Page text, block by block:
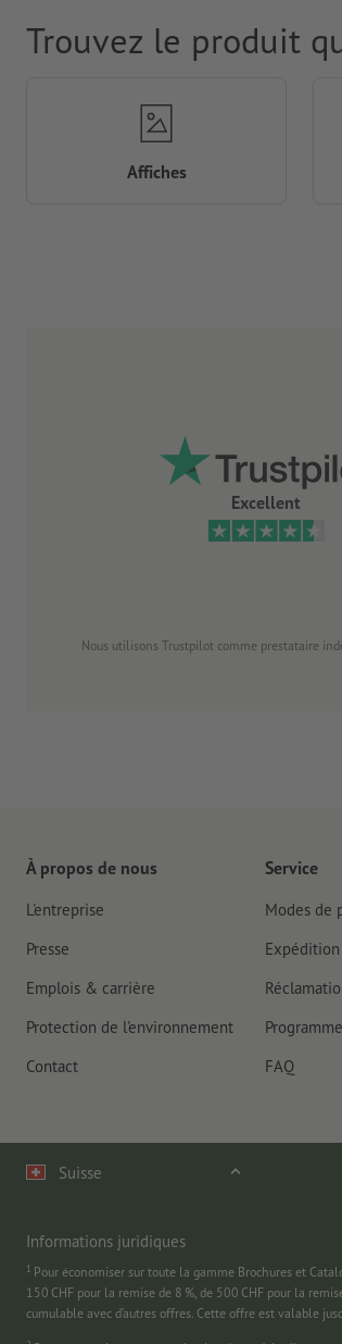
Excellent
Nous utilisons Trustpilot comme prestataire
Trouvez le produit
Affiches
À propos de nous
L'entreprise
Presse
Emplois & carrière
Protection de l'environnement
Contact
Service
Modes de
Expédition
FAQ
Suisse
Informations juridiques
1 Pour économiser sur toute la gamme Brochures et
150 CHF pour la remise de 8 %, de 500 CHF pour la
cumulable avec d’autres offres. Cette offre est valable